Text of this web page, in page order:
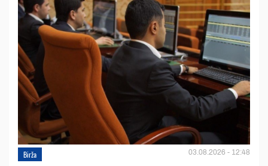
Birža 03.08.2026 - 12:48